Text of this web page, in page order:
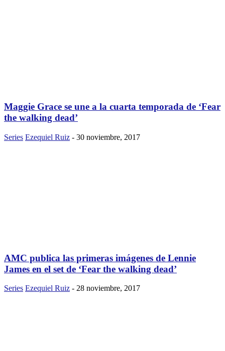
Maggie Grace se une a la cuarta temporada de ‘Fear
the walking dead’
Series Ezequiel Ruiz - 30 noviembre, 2017
AMC publica las primeras imágenes de Lennie
James en el set de ‘Fear the walking dead’
Series Ezequiel Ruiz - 28 noviembre, 2017